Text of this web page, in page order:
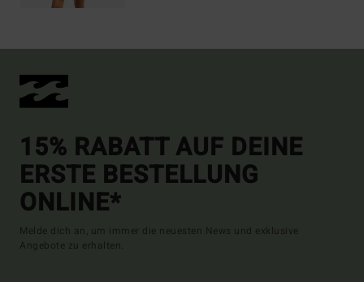
15% RABATT AUF DEINE
ERSTE BESTELLUNG
ONLINE*
Melde dich an, um immer die neuesten News und exklusive
Angebote zu erhalten.